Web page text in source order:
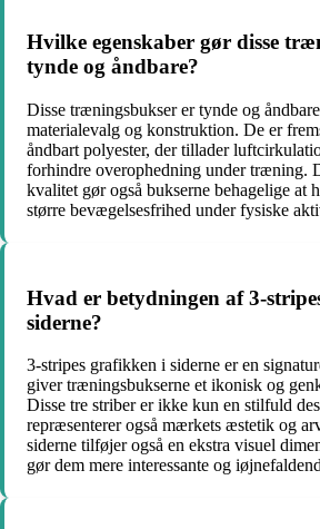
Hvilke egenskaber gør disse
tynde og åndbare?
Disse træningsbukser er tynde og
materialevalg og konstruktion. De er
åndbart polyester, der tillader
forhindre overophedning under træning.
kvalitet gør også bukserne behagelige at
større bevægelsesfrihed under fysiske
Hvad er betydningen af 3-
siderne?
3-stripes grafikken i siderne er en
giver træningsbukserne et ikonisk og
Disse tre striber er ikke kun en stilfuld
repræsenterer også mærkets æstetik og
siderne tilføjer også en ekstra visuel
gør dem mere interessante og